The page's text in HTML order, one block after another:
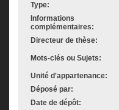
Type:
Informations
complémentaires:
Directeur de thèse:
Mots-clés ou Sujets:
Unité d'appartenance:
Déposé par:
Date de dépôt: